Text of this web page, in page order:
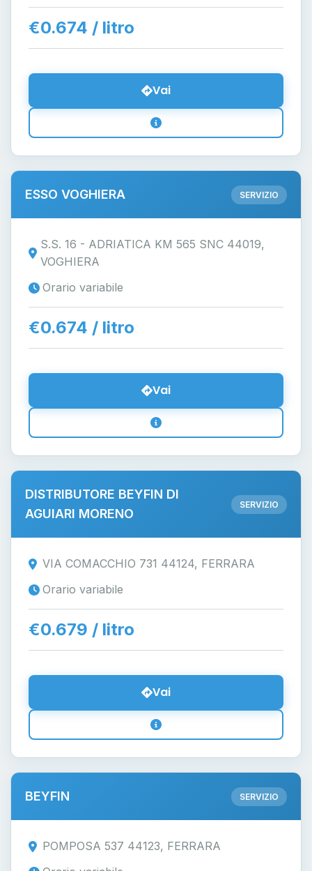
€0.674 / litro
Vai
ESSO VOGHIERA SERVIZIO
S.S. 16 - ADRIATICA KM 565 SNC 44019,
VOGHIERA
Orario variabile
€0.674 / litro
Vai
DISTRIBUTORE BEYFIN DI
AGUIARI MORENO
SERVIZIO
VIA COMACCHIO 731 44124, FERRARA
Orario variabile
€0.679 / litro
Vai
BEYFIN SERVIZIO
POMPOSA 537 44123, FERRARA